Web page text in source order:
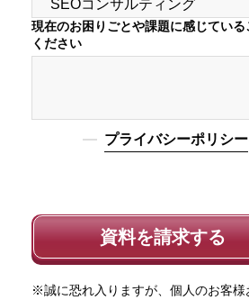
現在のお困りごとや課題に感じてい
ください
プライバシーポリシー
資料を請求する
※誠に恐れ入りますが、個人のお客様